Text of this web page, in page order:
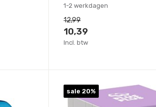
1-2 werkdagen
12,99
10,39
Incl. btw
sale 20%